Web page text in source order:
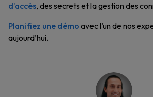
d’accès, des secrets et la gestion des
Planifiez une démo avec l’un de nos
aujourd’hui.